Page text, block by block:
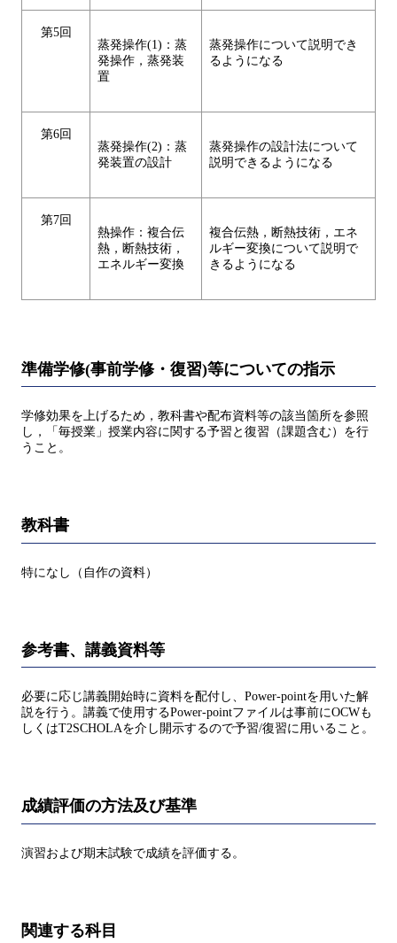
第5回
蒸発操作(1)：蒸
発操作，蒸発装
置
蒸発操作について説明でき
るようになる
第6回
蒸発操作(2)：蒸
発装置の設計
蒸発操作の設計法について
説明できるようになる
第7回
熱操作：複合伝
熱，断熱技術，
エネルギー変換
複合伝熱，断熱技術，エネ
ルギー変換について説明で
きるようになる
準備学修(事前学修・復習)等についての指示
学修効果を上げるため，教科書や配布資料等の該当箇所を参照
し，「毎授業」授業内容に関する予習と復習（課題含む）を行
うこと。
教科書
特になし（自作の資料）
参考書、講義資料等
必要に応じ講義開始時に資料を配付し、Power-pointを用いた解
説を行う。講義で使用するPower-pointファイルは事前にOCWも
しくはT2SCHOLAを介し開示するので予習/復習に用いること。
成績評価の方法及び基準
演習および期末試験で成績を評価する。
関連する科目